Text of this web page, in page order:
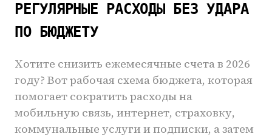
РЕГУЛЯРНЫЕ РАСХОДЫ БЕЗ УДАРА
ПО БЮДЖЕТУ
Хотите снизить ежемесячные счета в 2026
году? Вот рабочая схема бюджета, которая
помогает сократить расходы на
мобильную связь, интернет, страховку,
коммунальные услуги и подписки, а затем